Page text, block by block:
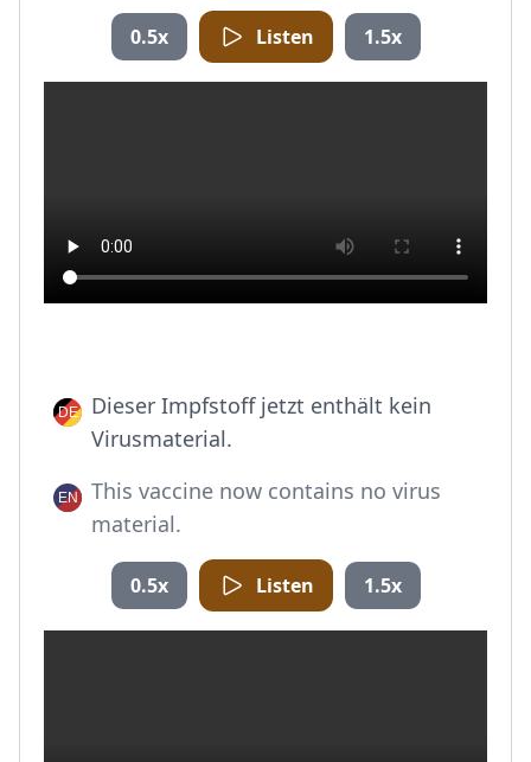
0.5x Listen 1.5x
Dieser Impfstoff jetzt enthält kein
Virusmaterial.
This vaccine now contains no virus
material.
0.5x Listen 1.5x